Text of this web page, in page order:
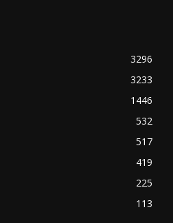
3296
3233
1446
532
517
419
225
113